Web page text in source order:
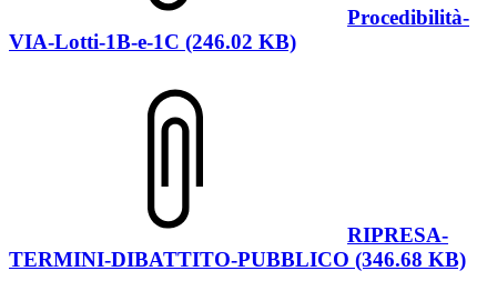
Procedibilità-
VIA-Lotti-1B-e-1C (246.02 KB)
RIPRESA-
TERMINI-DIBATTITO-PUBBLICO (346.68 KB)